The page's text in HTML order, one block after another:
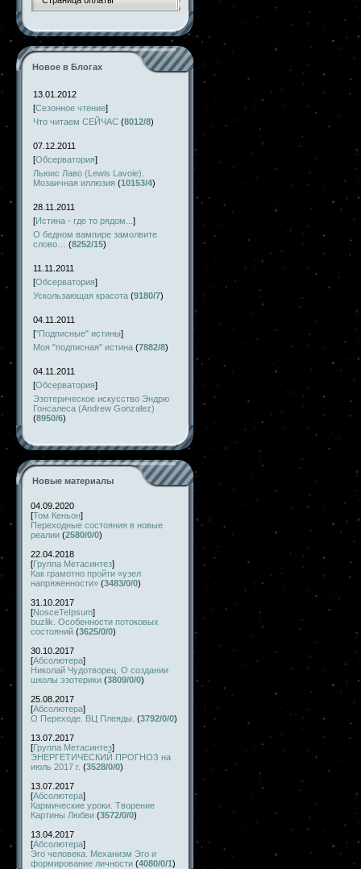
Новое в Блогах
13.01.2012
[Сезонное чтение]
Что читаем СЕЙЧАС (8012/8)
07.12.2011
[Обсерватория]
Льюис Лаво (Lewis Lavoie).
Мозаичная иллюзия (10153/4)
28.11.2011
[Истина - где то рядом... ]
О бедном вампире замолвите
слово…
(8252/15)
11.11.2011
[Обсерватория]
Ускользающая красота (9180/7)
04.11.2011
["Подписные" истины]
Моя "подписная" истина (7882/8)
04.11.2011
[Обсерватория]
Эзотерическое искусство Эндрю
Гонсалеса (Andrew Gonzalez)
(8950/6)
Новые материалы
04.09.2020
[Том Кеньон]
Переходные состояния в новые
реалии (2580/0/0)
22.04.2018
[Группа Метасинтез]
Как грамотно пройти «узел
напряженности» (3483/0/0)
31.10.2017
[NosceTeIpsum]
buzlik. Особенности потоковых
состояний (3625/0/0)
30.10.2017
[Абсолютера]
Николай Чудотворец. О создании
школы эзотерики (3809/0/0)
25.08.2017
[Абсолютера]
О Переходе. ВЦ Плеяды. (3792/0/0)
13.07.2017
[Группа Метасинтез]
ЭНЕРГЕТИЧЕСКИЙ ПРОГНОЗ на
июль 2017 г. (3528/0/0)
13.07.2017
[Абсолютера]
Кармические уроки. Творение
Картины Любви (3572/0/0)
13.04.2017
[Абсолютера]
Эго человека. Механизм Эго и
формирование личности (4080/0/1)